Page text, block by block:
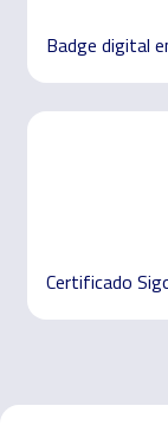
Badge digital
Certificado